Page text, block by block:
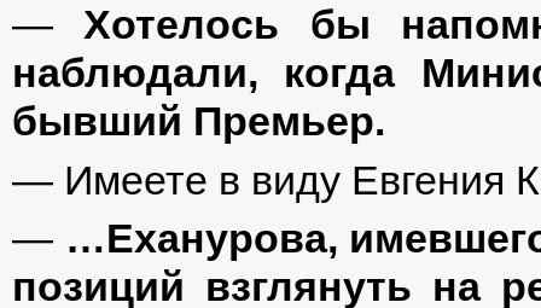
— Хотелось бы
наблюдали, когда
бывший Премьер.
— Имеете в виду Евгения
— …Еханурова,
позиций взглянуть на